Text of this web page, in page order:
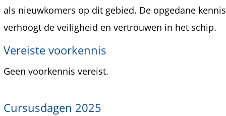
Vereiste voorkennis
Geen voorkennis vereist.
Cursusdagen 2025
als nieuwkomers op dit gebied. De opgedane
verhoogt de veiligheid en vertrouwen in het schip.